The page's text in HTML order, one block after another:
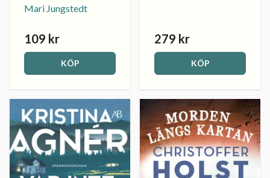
Mari Jungstedt
109 kr
KÖP
279 kr
KÖP